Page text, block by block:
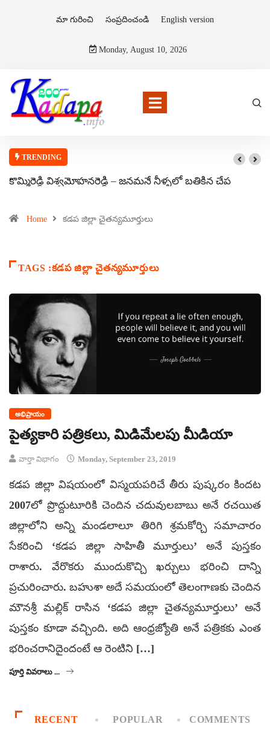
మా గురించి సంప్రదించండి English version
Monday, August 10, 2026
TRENDING
కొమ్మిరెడ్డి విశ్వమోహనరెడ్డి – జనమనే నీళ్ళలో బతికిన చేప
Home కడప జిల్లా చైతన్యమూర్తులు
TAGS :కడప జిల్లా చైతన్యమూర్తులు
అభిప్రాయం
పైత్యకారి పత్రికలు, మిడిమేలపు మీడియా
వార్తా విభాగం Monday, September 23, 2019
కడప జిల్లా విషయంలో విస్మయపరిచే తీరు పుష్కరం కిందట
2007లో ప్రొద్దుటూరికి చెందిన చదువులబాబు అనే రచయిత
జిల్లాలోని అన్ని మండలాలూ తిరిగి శ్రమకోర్చి సమాచారం
సేకరించి ‘కడప జిల్లా సాహితీ మూర్తులు’ అనే పుస్తకం
రాశారు. వేరొకరు ముందుకొచ్చి ఖర్చులు భరించి దాన్ని
ప్రచురించారు. బహుశా అదే సమయంలో తెలంగాణకు చెందిన
మౌనశ్రీ మల్లిక్‌ రాసిన ‘కడప జిల్లా చైతన్యమూర్తులు’ అనే
పుస్తకం కూడా వచ్చింది. అది ఆంధ్రజ్యోతి అనే పత్రికకు ఎంత
భరించరానిదైందంటే ఆ రెంటిని […]
పూర్తి వివరాలు ...
RECENT POPULAR COMMENTS